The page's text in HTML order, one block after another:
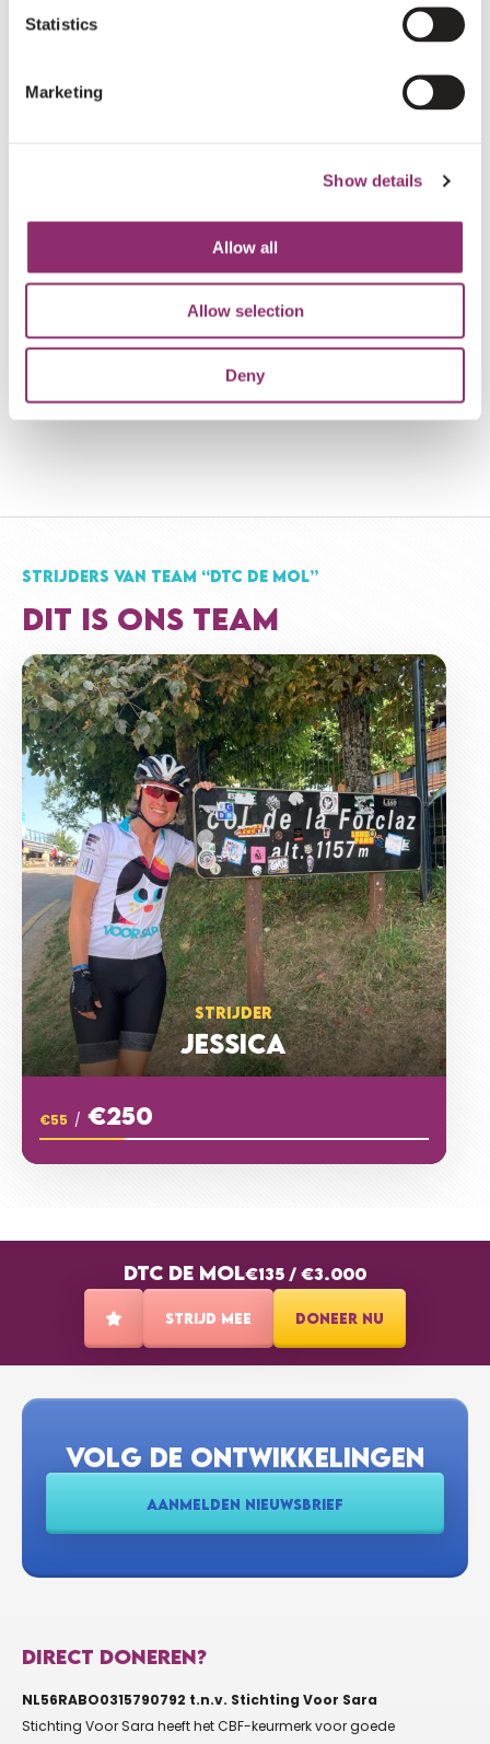
Statistics
Marketing
Show details
Allow all
Allow selection
Deny
Ik ben lid van de wielervereniging de Mol, en vind dit
Liefs Andy, Stefanie en Denn
ANONIEM €10
STRIJDERS VAN TEAM “DTC DE MOL”
DIT IS ONS TEAM
STRIJDER
JESSICA
€55 / €250
DTC DE MOL€135 / €3.000
STRIJD MEE DONEER NU
VOLG DE ONTWIKKELINGEN
AANMELDEN NIEUWSBRIEF
DIRECT DONEREN?
NL56RABO0315790792 t.n.v. Stichting Voor Sara
Stichting Voor Sara heeft het CBF-keurmerk voor goede